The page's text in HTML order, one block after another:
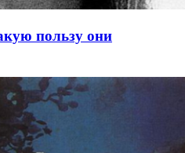
пользу они